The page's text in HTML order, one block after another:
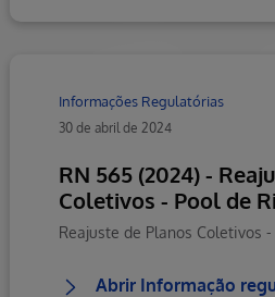
Informações Regulatórias
30 de abril de 2024
RN 565 (2024) -
Coletivos - Pool de
Reajuste de Planos Coletivos
Abrir Informação